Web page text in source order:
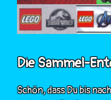
Die Sammel-
Schön, dass Du bis